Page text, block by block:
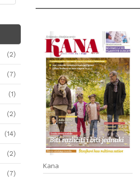
Kana
(2)
(7)
(1)
(2)
(14)
(2)
(7)